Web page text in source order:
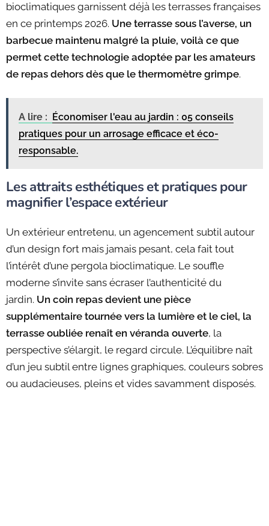
bioclimatiques garnissent déjà les terrasses françaises
en ce printemps 2026. Une terrasse sous l’averse, un
barbecue maintenu malgré la pluie, voilà ce que
permet cette technologie adoptée par les amateurs
de repas dehors dès que le thermomètre grimpe.
A lire : Économiser l'eau au jardin : 05 conseils
pratiques pour un arrosage efficace et éco-
responsable.
Les attraits esthétiques et pratiques pour
magnifier l’espace extérieur
Un extérieur entretenu, un agencement subtil autour
d’un design fort mais jamais pesant, cela fait tout
l’intérêt d’une pergola bioclimatique. Le souffle
moderne s’invite sans écraser l’authenticité du
jardin. Un coin repas devient une pièce
supplémentaire tournée vers la lumière et le ciel, la
terrasse oubliée renaît en véranda ouverte, la
perspective s’élargit, le regard circule. L’équilibre naît
d’un jeu subtil entre lignes graphiques, couleurs sobres
ou audacieuses, pleins et vides savamment disposés.